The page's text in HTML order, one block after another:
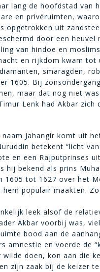
lang de hoofdstad
en privéruimten,
opgetrokken uit
door een
van hindoe en
en rijkdom kwam
smaragden,
1605. Bij
maar dat nog niet
Lenk had Akbar
Jahangir komt uit
betekent “licht
en een Rajputprinses
hij bekend als prins
1605 tot 1627 over het
hem populair maakten.
leek alsof de
Akbar voorbij was,
bood aan de
amnestie en voerde de
wilde doen, kon aan die
zijn zaak bij de keizer